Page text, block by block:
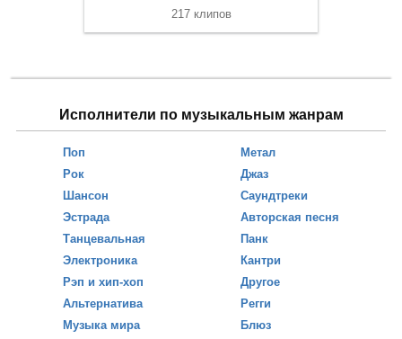
217 клипов
Исполнители по музыкальным жанрам
Поп
Рок
Шансон
Эстрада
Танцевальная
Электроника
Рэп и хип-хоп
Альтернатива
Музыка мира
Метал
Джаз
Саундтреки
Авторская песня
Панк
Кантри
Другое
Регги
Блюз